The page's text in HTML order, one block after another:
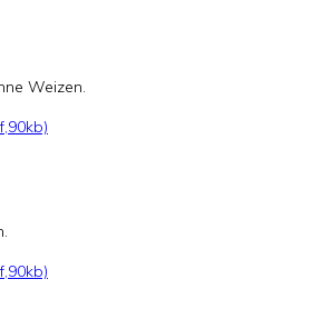
Weizen.